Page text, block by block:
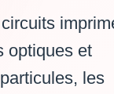
optiques et
les